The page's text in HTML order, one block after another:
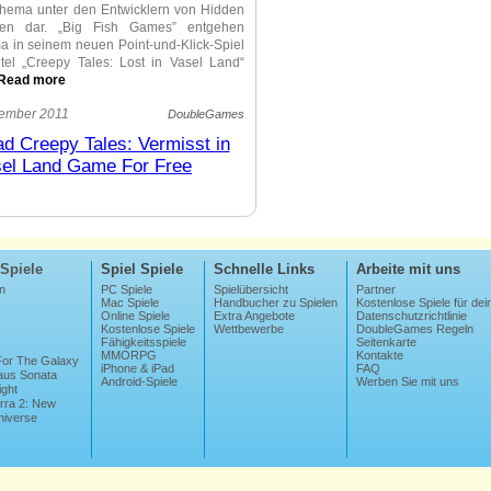
unter den Entwicklern von Hidden
dar. „Big Fish Games” entgehen
in seinem neuen Point-und-Klick-Spiel
„Creepy Tales: Lost in Vasel Land“
more
Tales: Lost in Vasel Land” ist eine
kranken Oma, die durch einen
abgelenkt worden sind, an dem sie
dieses Titels hat gutes Potenzial,
Ziel auf grafische Weise vorbei. Der
dieser Ausgabe ist so dunkel, man
was ist was. Die Darstellung ist
und praktisch undefinierbar. Da Sie
Spiel sehen können, kann dieses
Freude bringen. Wenn Sie dieses
ertragen können, sind Sie ein
Mensch.
offenes Geheimnis, dass Szenen eines
Spiels so einladend wie möglich sein
Tales: Lost in Vasel Land” kann man
die Darstellung schlecht ist, fügt die
2011 DoubleGames
Creepy Tales: Vermisst in
Land Game For Free
The Galaxy
Sonata
2: New
Spiel Spiele
PC Spiele
Mac Spiele
Online Spiele
Kostenlose Spiele
Fähigkeitsspiele
MMORPG
iPhone & iPad
Android-Spiele
Schnelle Links
Spielübersicht
Handbucher zu Spielen
Extra Angebote
Wettbewerbe
Arbeite mit uns
Partner
Kostenlose Spiele für
Datenschutzrichtlinie
DoubleGames Regeln
Seitenkarte
Kontakte
FAQ
Werben Sie mit uns